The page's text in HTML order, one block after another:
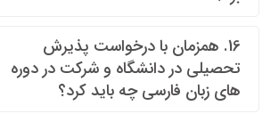
16. همزمان با درخواست پذیرش
تحصیلی در دانشگاه و شرکت در دوره
های زبان فارسی چه باید کرد؟